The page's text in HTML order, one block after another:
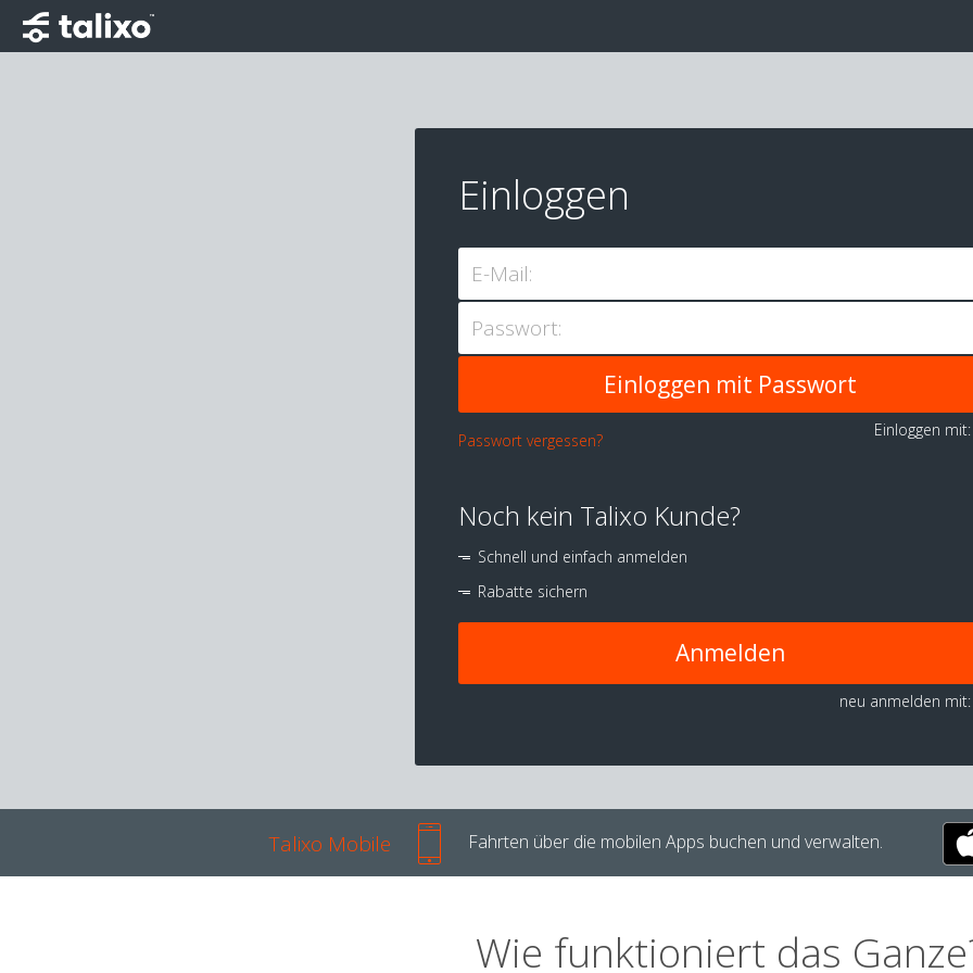
Einloggen
E-Mail:
Passwort:
Passwort vergessen?
Einloggen
Noch kein Talixo Kunde?
Schnell und einfach anmelden
Rabatte sichern
Anmelden
neu anmelden mit:
Talixo Mobile Fahrten über die mobilen Apps buchen und verwalten.
Wie funktioniert das